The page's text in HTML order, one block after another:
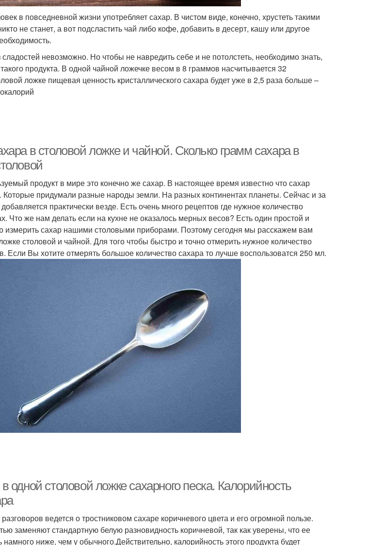
в повседневной жизни употребляет сахар. В чистом виде, конечно, хрустеть такими
не станет, а вот подсластить чай либо кофе, добавить в десерт, кашу или другое
невозможно. Но чтобы не навредить себе и не потолстеть, необходимо знать,
продукта. В одной чайной ложечке весом в 8 граммов насчитывается 32
ложке пищевая ценность кристаллического сахара будет уже в 2,5 раза больше –
в столовой ложке и чайной. Сколько грамм сахара в
продукт в мире это конечно же сахар. В настоящее время известно что сахар
Которые придумали разные народы земли. На разных континентах планеты. Сейчас и за
практически везде. Есть очень много рецептов где нужное количество
Что же нам делать если на кухне не оказалось мерных весов? Есть один простой и
измерить сахар нашими столовыми приборами. Поэтому сегодня мы расскажем вам
столовой и чайной. Для того чтобы быстро и точно отмерить нужное количество
Если Вы хотите отмерять большое количество сахара то лучше воспользоватся 250 мл.
одной столовой ложке сахарного песка. Калорийность
ведется о тростниковом сахаре коричневого цвета и его огромной пользе.
заменяют стандартную белую разновидность коричневой, так как уверены, что ее
намного ниже, чем у обычного.Действительно, калорийность этого продукта будет